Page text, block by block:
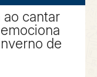
ao cantar
de